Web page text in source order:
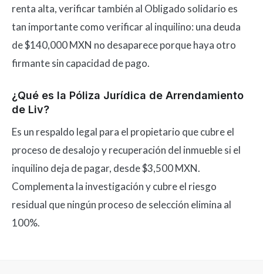
renta alta, verificar también al Obligado solidario es
tan importante como verificar al inquilino: una deuda
de $140,000 MXN no desaparece porque haya otro
firmante sin capacidad de pago.
¿Qué es la Póliza Jurídica de Arrendamiento
de Liv?
Es un respaldo legal para el propietario que cubre el
proceso de desalojo y recuperación del inmueble si el
inquilino deja de pagar, desde $3,500 MXN.
Complementa la investigación y cubre el riesgo
residual que ningún proceso de selección elimina al
100%.